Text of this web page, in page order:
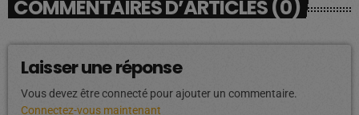
COMMENTAIRES D’ARTICLES (0)
Laisser une réponse
Vous devez être connecté pour ajouter un commentaire.
Connectez-vous maintenant